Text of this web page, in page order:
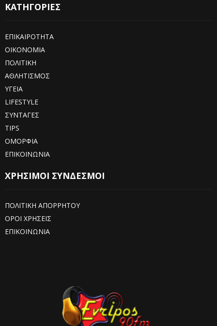
ΚΑΤΗΓΟΡΙΕΣ
ΕΠΙΚΑΙΡΟΤΗΤΑ
ΟΙΚΟΝΟΜΙΑ
ΠΟΛΙΤΙΚΗ
ΑΘΛΗΤΙΣΜΟΣ
ΥΓΕΙΑ
LIFESTYLE
ΣΥΝΤΑΓΕΣ
TIPS
ΟΜΟΡΦΙΑ
ΕΠΙΚΟΙΝΩΝΙΑ
ΧΡΗΣΙΜΟΙ ΣΥΝΔΕΣΜΟΙ
ΠΟΛΙΤΙΚΗ ΑΠΟΡΡΗΤΟΥ
ΟΡΟΙ ΧΡΗΣΕΙΣ
ΕΠΙΚΟΙΝΩΝΙΑ